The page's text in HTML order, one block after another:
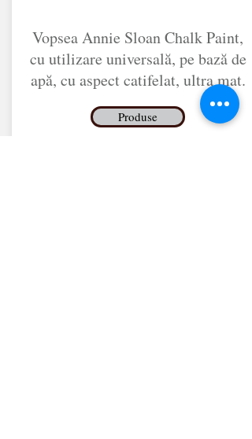
Vopsea Annie Sloan Chalk Paint,
cu utilizare universală, pe bază de
apă, cu aspect catifelat, ultra mat.
Produse